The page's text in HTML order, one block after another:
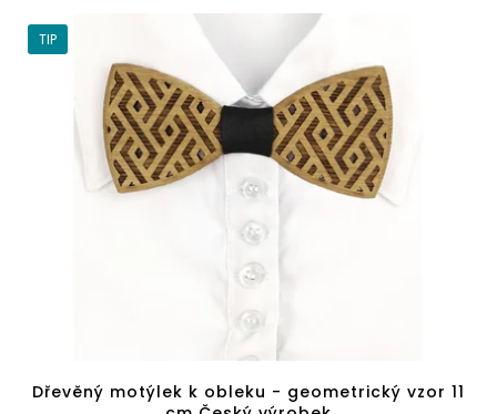
TIP
Dřevěný motýlek k obleku - geometrický vzor 11